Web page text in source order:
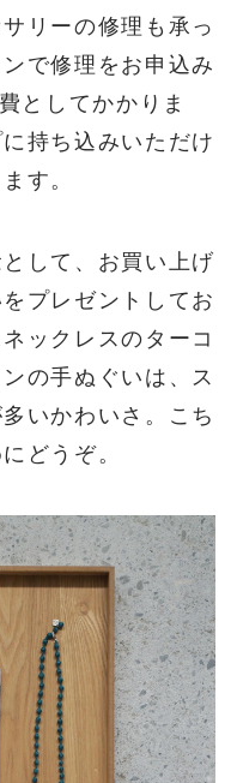
リーの修理も承っ
で修理をお申込み
としてかかりま
持ち込みいただけ
す。
して、お買い上げ
プレゼントしてお
ックレスのターコ
の手ぬぐいは、ス
いかわいさ。こち
どうぞ。